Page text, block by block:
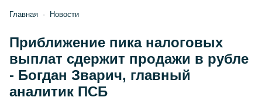
Главная Новости
Приближение пика налоговых
выплат сдержит продажи в рубле
- Богдан Зварич, главный
аналитик ПСБ